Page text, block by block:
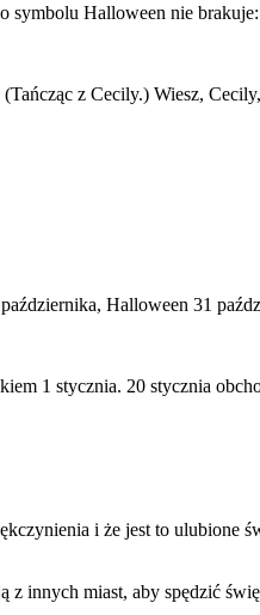
symbolu Halloween nie
z Cecily.) Wiesz,
Halloween 31
1 stycznia. 20 stycznia
i że jest to ulubione
z innych miast, aby spędzić